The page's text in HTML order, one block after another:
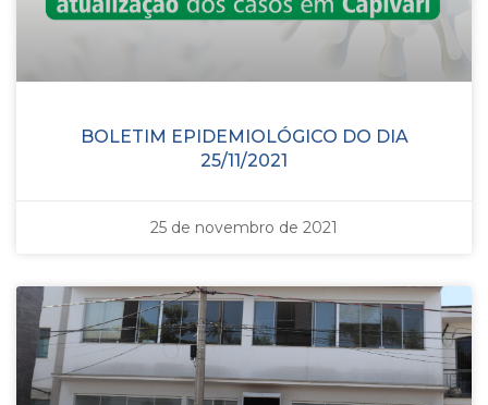
BOLETIM EPIDEMIOLÓGICO DO DIA
25/11/2021
25 de novembro de 2021